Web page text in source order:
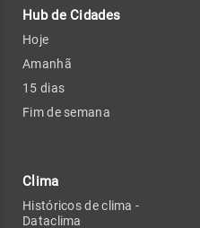
Hub de Cidades
Hoje
Amanhã
15 dias
Fim de semana
Clima
Históricos de clima -
Dataclima